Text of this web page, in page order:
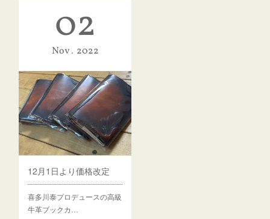
02
Nov 2022
12月1日より価格改定
喜多川泰プロデュースの高級
牛革ブックカ…